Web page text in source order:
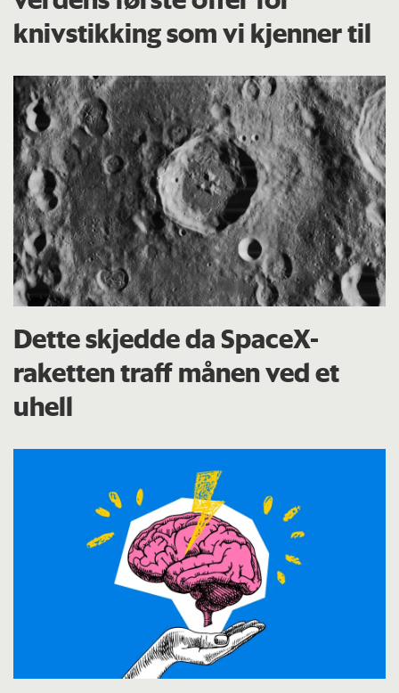
knivstikking som vi kjenner til
Dette skjedde da SpaceX-
raketten traff månen ved et
uhell